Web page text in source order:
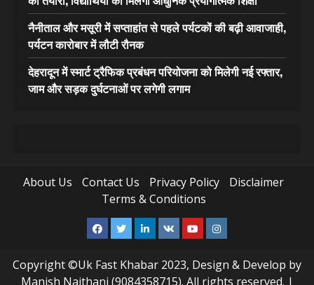
नैनीताल और मसूरी में सप्ताहांत से पहले पर्यटकों की बढ़ी आवाजाही,
पर्यटन कारोबार में लौटी रौनक
देहरादून में स्मार्ट ट्रैफिक प्रबंधन परियोजना को मिलेगी नई रफ्तार,
जाम और सड़क दुर्घटनाओं पर लगेगी लगाम
About Us Contact Us Privacy Policy
Disclaimer
Terms & Conditions
Facebook
TwitterLinkedin
VK YoutubeInstagram
Copyright ©Uk Fast Khabar 2023, Design & Develop by
Manish Naithani (9084358715). All rights reserved. |